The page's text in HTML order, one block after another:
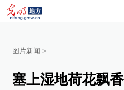
图片新闻 >
塞上湿地荷花飘香